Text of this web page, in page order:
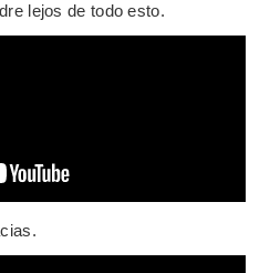
lejos de todo esto.